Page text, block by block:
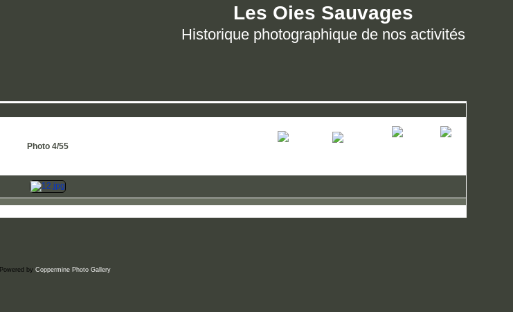
Les Oies Sauvages
Historique photographique de nos activités
Photo 4/55
Powered by Coppermine Photo Gallery